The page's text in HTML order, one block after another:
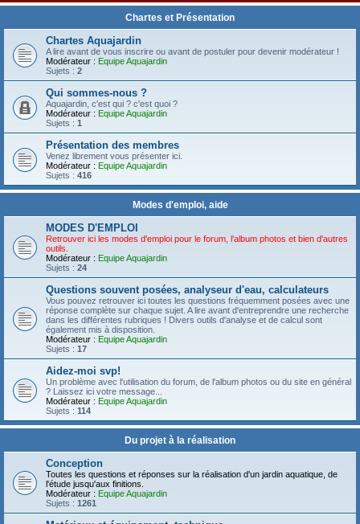
Chartes et Présentation
Chartes Aquajardin
A lire avant de vous inscrire ou avant de postuler pour devenir modérateur !
Modérateur : Equipe Aquajardin
Sujets : 2
Qui sommes-nous ?
Aquajardin, c'est qui ? c'est quoi ?
Modérateur : Equipe Aquajardin
Sujets : 1
Présentation des membres
Venez librement vous présenter ici.
Modérateur : Equipe Aquajardin
Sujets : 416
Modes d'emploi, aide
MODES D'EMPLOI
Retrouver ici les modes d'emploi pour le forum, l'album photos et bien d'autres
outils.
Modérateur : Equipe Aquajardin
Sujets : 24
Questions souvent posées, analyseur d'eau, calculateurs
Vous pouvez retrouver ici toutes les questions fréquemment posées avec une
réponse complète sur chaque sujet. A lire avant d'entreprendre une recherche
dans les différentes rubriques ! Divers outils d'analyse et de calcul sont
également mis à disposition.
Modérateur : Equipe Aquajardin
Sujets : 17
Aidez-moi svp!
Un problème avec l'utilisation du forum, de l'album photos ou du site en général
? Laissez ici votre message...
Modérateur : Equipe Aquajardin
Sujets : 114
Du projet à la réalisation
Conception
Toutes les questions et réponses sur la réalisation d'un jardin aquatique, de
l'étude jusqu'aux finitions.
Modérateur : Equipe Aquajardin
Sujets : 1261